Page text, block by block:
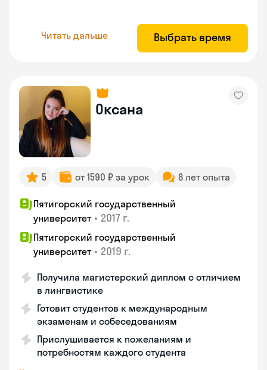
Читать дальше Выбрать время
Оксана
5 от 1590 ₽ за урок 8 лет опыта
Пятигорский государственный
университет • 2017 г.
Пятигорский государственный
университет • 2019 г.
Получила магистерский диплом с отличием
в лингвистике
Готовит студентов к международным
экзаменам и собеседованиям
Прислушивается к пожеланиям и
потребностям каждого студента